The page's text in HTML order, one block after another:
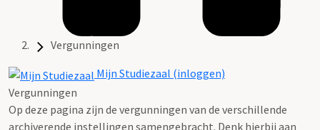
Vergunningen
Mijn Studiezaal (inloggen)
Vergunningen
Op deze pagina zijn de vergunningen van de verschillende
archiverende instellingen samengebracht. Denk hierbij aan